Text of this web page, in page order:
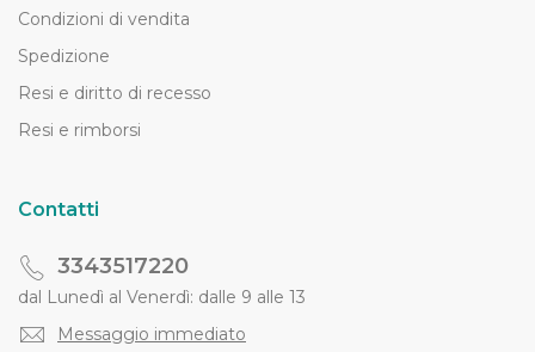
Condizioni di vendita
Spedizione
Resi e diritto di recesso
Resi e rimborsi
Contatti
3343517220
dal Lunedì al Venerdì: dalle 9 alle 13
Messaggio immediato